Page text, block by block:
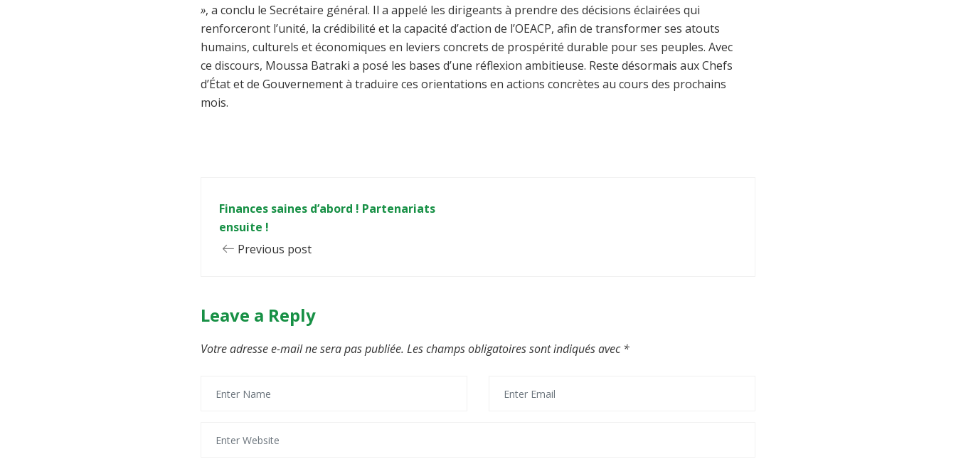
», a conclu le Secrétaire général. Il a appelé les dirigeants à prendre des décisions éclairées qui
renforceront l’unité, la crédibilité et la capacité d’action de l’OEACP, afin de transformer ses atouts
humains, culturels et économiques en leviers concrets de prospérité durable pour ses peuples. Avec
ce discours, Moussa Batraki a posé les bases d’une réflexion ambitieuse. Reste désormais aux Chefs
d’État et de Gouvernement à traduire ces orientations en actions concrètes au cours des prochains
mois.
Finances saines d’abord ! Partenariats
ensuite !
Previous post
Leave a Reply
Votre adresse e-mail ne sera pas publiée. Les champs obligatoires sont indiqués avec*